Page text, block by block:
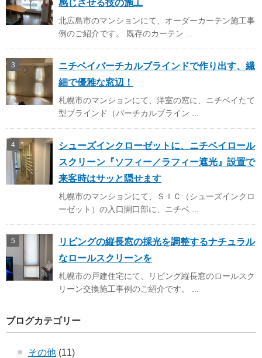
感じさせる技の施工
北広島市のマンションにて、オーダーカーテン施工事
例のご紹介です。 既存のカーテン ...
ニチベイバーチカルブラインドで作り出す、繊
細で優雅な窓辺！
札幌市のマンションにて、洋室の窓に、ニチベイたて
型ブラインド（バーチカルブライン ...
シューズインクローゼットに、ニチベイロール
スクリーン『ソフィー／ラフィー遮光』設置で
来客時はサッと隠せます
札幌市のマンションにて、ＳＩＣ（シューズインクロ
ーゼット）の入口開口部に、ニチベ ...
リビングの縦長窓の採光を調整するナチュラル
なロールスクリーンを
札幌市の戸建住宅にて、リビング縦長窓のロールスク
リーン交換施工事例のご紹介です。 ...
ブログカテゴリー
その他 (11)